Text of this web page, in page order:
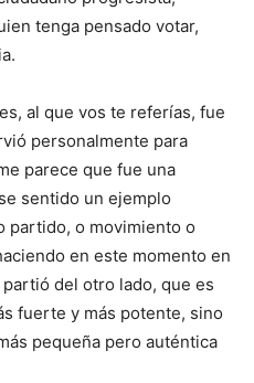
tenga pensado votar,
al que vos te referías, fue
personalmente para
parece que fue una
sentido un ejemplo
partido, o movimiento o
en este momento en
del otro lado, que es
fuerte y más potente, sino
pequeña pero auténtica